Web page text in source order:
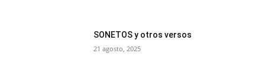
SONETOS y otros versos
21 agosto, 2025